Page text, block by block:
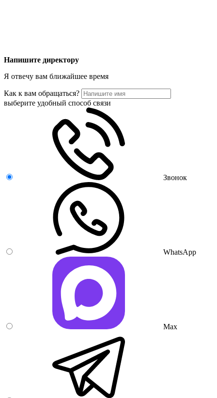
Напишите директору
Я отвечу вам ближайшее время
Как к вам обращаться?
выберите удобный способ связи
Звонок
WhatsApp
Max